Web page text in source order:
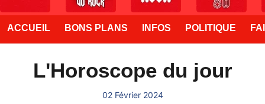
ACCUEIL BONS PLANS INFOS POLITIQUE
L'Horoscope du jour
02 Février 2024